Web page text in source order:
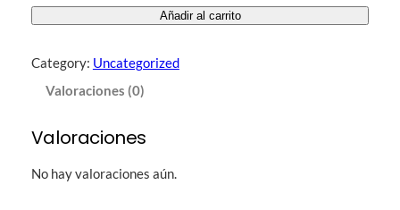
e
o
o
s
Añadir al carrito
Category: Uncategorized
Valoraciones (0)
Valoraciones
No hay valoraciones aún.